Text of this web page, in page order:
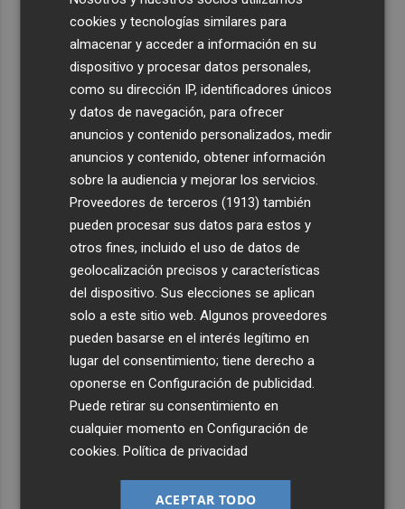
cookies y tecnologías similares para
almacenar y acceder a información en su
dispositivo y procesar datos personales,
como su dirección IP, identificadores únicos
y datos de navegación, para ofrecer
anuncios y contenido personalizados, medir
anuncios y contenido, obtener información
sobre la audiencia y mejorar los servicios.
Proveedores de terceros (1913) también
pueden procesar sus datos para estos y
otros fines, incluido el uso de datos de
geolocalización precisos y características
del dispositivo. Sus elecciones se aplican
solo a este sitio web. Algunos proveedores
pueden basarse en el interés legítimo en
lugar del consentimiento; tiene derecho a
oponerse enConfiguración de publicidad.
Puede retirar su consentimiento en
cualquier momento enConfiguración de
cookies.Política de privacidad
ACEPTAR TODO